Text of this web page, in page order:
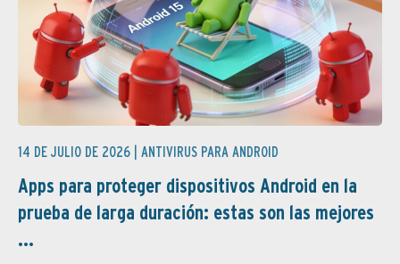
14 DE JULIO DE 2026 | ANTIVIRUS PARA ANDROID
Apps para proteger dispositivos Android en la
prueba de larga duración: estas son las mejores
...